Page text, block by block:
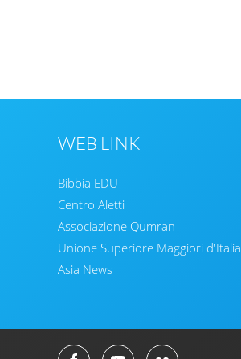
WEB LINK
Bibbia EDU
Centro Aletti
Associazione Qumran
Unione Superiore Maggiori d'Italia
Asia News